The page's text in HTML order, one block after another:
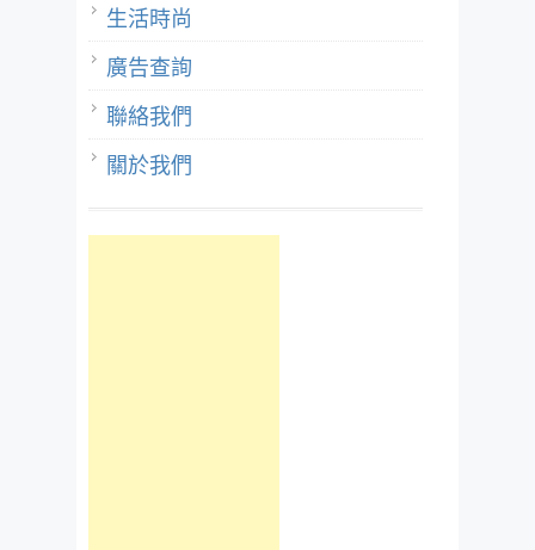
生活時尚
廣告查詢
聯絡我們
關於我們